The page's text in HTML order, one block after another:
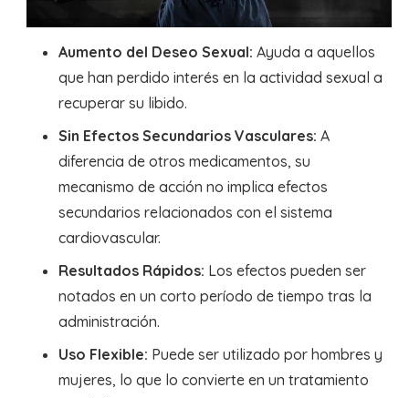
Aumento del Deseo Sexual: Ayuda a aquellos
que han perdido interés en la actividad sexual a
recuperar su libido.
Sin Efectos Secundarios Vasculares: A
diferencia de otros medicamentos, su
mecanismo de acción no implica efectos
secundarios relacionados con el sistema
cardiovascular.
Resultados Rápidos: Los efectos pueden ser
notados en un corto período de tiempo tras la
administración.
Uso Flexible: Puede ser utilizado por hombres y
mujeres, lo que lo convierte en un tratamiento